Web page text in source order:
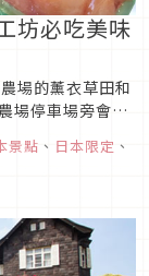
坊必吃美味
場的薰衣草田和
場停車場旁會開
景點 、 日本限定 、